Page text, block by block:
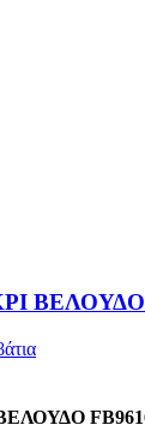
ΒΕΛΟΥΔΟ